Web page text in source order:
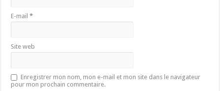
E-mail*
Site web
Enregistrer mon nom, mon e-mail et mon site dans le navigateur
pour mon prochain commentaire.